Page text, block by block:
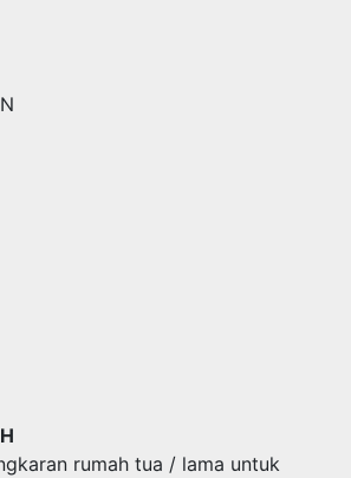
rumah tua / lama untuk